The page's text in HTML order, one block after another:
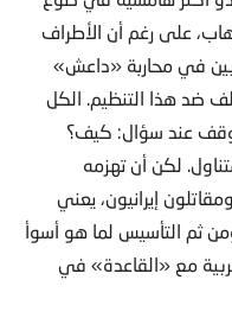
على رغم أن الأطراف
في محاربة «داعش»
ضد هذا التنظيم. الكل
عند سؤال: كيف؟
لكن أن تهزمه
إيرانيون، يعني
ثم التأسيس لما هو أسوأ
مع «القاعدة» في